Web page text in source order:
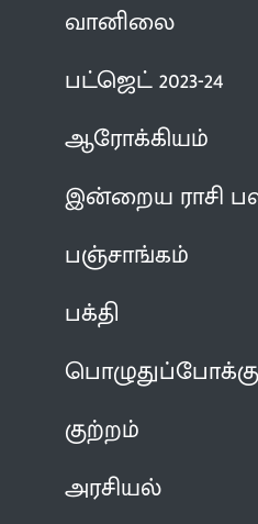
வானிலை
பட்ஜெட் 2023-24
ஆரோக்கியம்
இன்றைய ராசி
பஞ்சாங்கம்
பக்தி
பொழுதுப்போக்கு
குற்றம்
அரசியல்